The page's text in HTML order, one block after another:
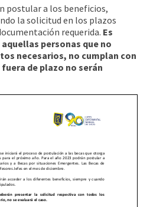
postular a los beneficios,
la solicitud en los plazos
requerida. Es
personas que no
necesarios, no cumplan con
de plazo no serán